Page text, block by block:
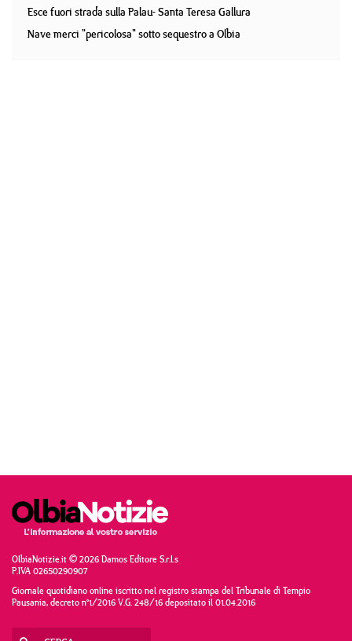
Esce fuori strada sulla Palau- Santa Teresa Gallura
Nave merci "pericolosa" sotto sequestro a Olbia
OlbiaNotizie.it © 2026 Damos Editore S.r.l.s
P.IVA 02650290907
Giornale quotidiano online iscritto nel registro stampa del Tribunale di Tempio
Pausania, decreto n°1/2016 V.G. 248/16 depositato il 01.04.2016